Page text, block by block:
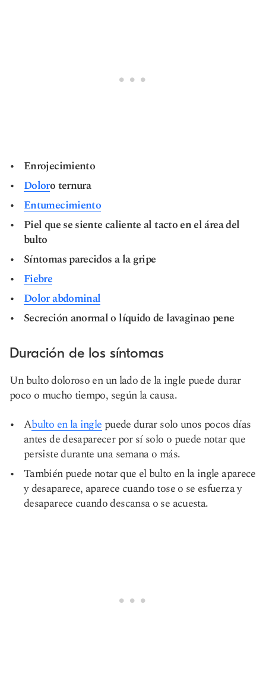
Enrojecimiento
Doloro ternura
Entumecimiento
Piel que se siente caliente al tacto en el área del
bulto
Síntomas parecidos a la gripe
Fiebre
Dolor abdominal
Secreción anormal o líquido de lavaginao pene
Duración de los síntomas
Un bulto doloroso en un lado de la ingle puede durar
poco o mucho tiempo, según la causa.
Abulto en la ingle puede durar solo unos pocos días
antes de desaparecer por sí solo o puede notar que
persiste durante una semana o más.
También puede notar que el bulto en la ingle aparece
y desaparece, aparece cuando tose o se esfuerza y
desaparece cuando descansa o se acuesta.